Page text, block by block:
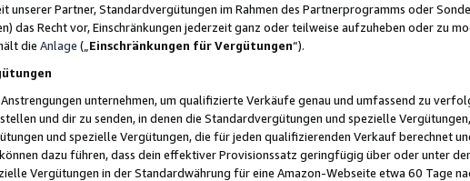
unserer Partner, Standardvergütungen im Rahmen des Partnerprogramms oder
das Recht vor, Einschränkungen jederzeit ganz oder teilweise aufzuheben oder zu
die Anlage („ Einschränkungen für Vergütungen“).
unternehmen, um qualifizierte Verkäufe genau und umfassend zu
und dir zu senden, in denen die Standardvergütungen und spezielle
und spezielle Vergütungen, die für jeden qualifizierenden Verkauf berechnet
dazu führen, dass dein effektiver Provisionssatz geringfügig über oder unter
Vergütungen in der Standardwährung für eine Amazon-Webseite etwa 60 Tage